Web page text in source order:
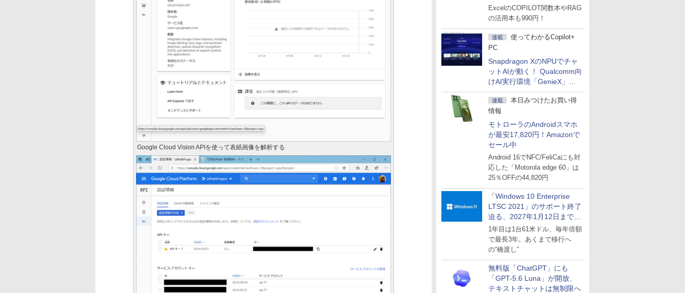
マーセール」第2弾開始！
ExcelのCOPILOT関数本やRAG
の活用本も990円！
連載
使ってわかるCopilot+
PC
Snapdragon XのNPUでチャ
ットAIが動く！ Qualcomm向
けAI実行環境「GenieX」を
試してみた
連載
本日みつけたお買い得
情報
モトローラのAndroidスマホ
が最安17,820円！Amazonで
セール中
Android 16でNFC/FeliCaにも対
応した「Motorola edge 60」は
25％OFFの44,820円
「Windows 10 Enterprise
LTSC 2021」のサポート終了
迫る、2027年1月12日まで
～ESUは9月1日から販売
1年目は1台61米ドル、毎年倍額
で最長3年。あくまで移行へ
の“橋渡し”
無料版「ChatGPT」にも
「GPT-5.6 Luna」が開放、
テキストチャットは無制限へ
Google Cloud Vision APIを使って表紙画像を解析する